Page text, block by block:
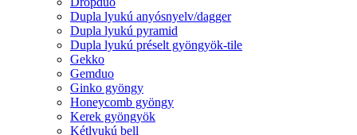
Dupla lyukú anyósnyelv/dagger
Dupla lyukú pyramid
Dupla lyukú préselt gyöngyök-tile
Gekko
Gemduo
Ginko gyöngy
Honeycomb gyöngy
Kerek gyöngyök
Kétlyukú bell